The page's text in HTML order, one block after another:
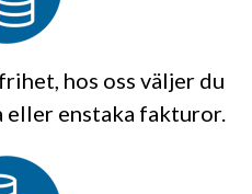
hos oss väljer du
eller enstaka fakturor.